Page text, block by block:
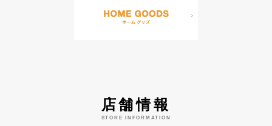
店舗情報
STORE INFORMATION